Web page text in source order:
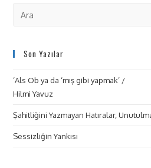
Son Yazılar
‘Als Ob ya da ‘mış gibi yapmak’ /
Hilmi Yavuz
Şahitliğini Yazmayan Hatıralar,
Sessizliğin Yankısı